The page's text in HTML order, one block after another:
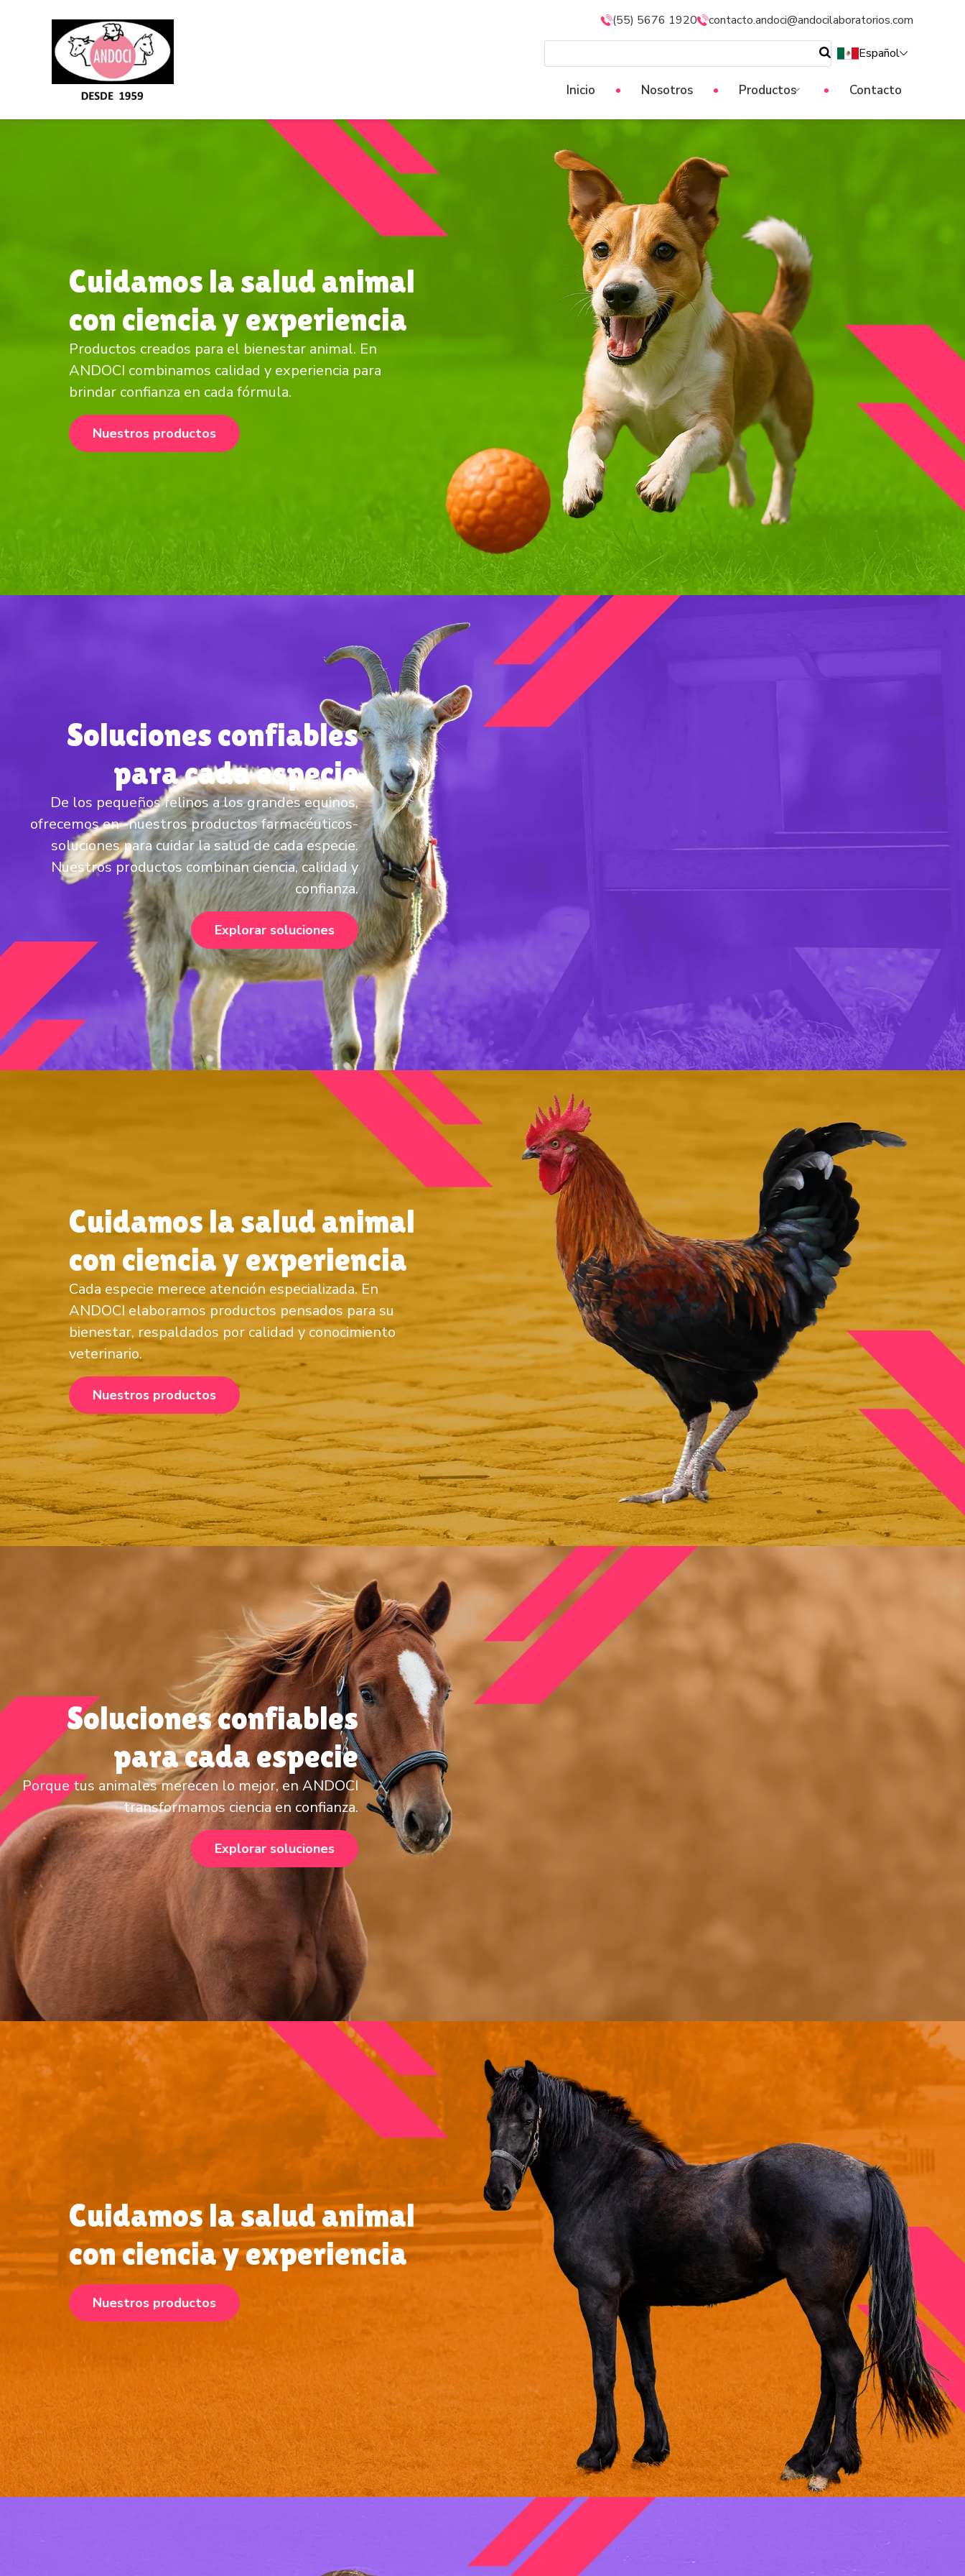
(55) 5676 1920 contacto.andoci@andocilaboratorios.com
Español
Inicio Nosotros Productos Contacto
Cuidamos la salud animal
con ciencia y experiencia
Productos creados para el bienestar animal. En
ANDOCI combinamos calidad y experiencia para
brindar confianza en cada fórmula.
Nuestros productos
Soluciones confiables
para cada especie
De los pequeños felinos a los grandes equinos,
ofrecemos en -nuestros productos farmacéuticos-
soluciones para cuidar la salud de cada especie.
Nuestros productos combinan ciencia, calidad y
confianza.
Explorar soluciones
Cuidamos la salud animal
con ciencia y experiencia
Cada especie merece atención especializada. En
ANDOCI elaboramos productos pensados para su
bienestar, respaldados por calidad y conocimiento
veterinario.
Nuestros productos
Soluciones confiables
para cada especie
Porque tus animales merecen lo mejor, en ANDOCI
transformamos ciencia en confianza.
Explorar soluciones
Cuidamos la salud animal
con ciencia y experiencia
Nuestros productos